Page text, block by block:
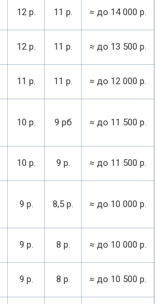
12 р. 11 р. ≈ до 14 000 р.
12 р. 11 р. ≈ до 13 500 р.
11 р. 11 р. ≈ до 12 000 р.
10 р. 9 рб ≈ до 11 500 р.
10 р. 9 р. ≈ до 11 500 р.
9 р. 8,5 р. ≈ до 10 000 р.
9 р. 8 р. ≈ до 10 000 р.
9 р. 8 р. ≈ до 10 500 р.